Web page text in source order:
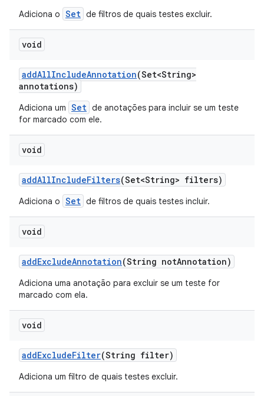
Adiciona o Set de filtros de quais testes excluir.
void
addAllIncludeAnnotation(Set<String>
annotations)
Adiciona um Set de anotações para incluir se um teste
for marcado com ele.
void
addAllIncludeFilters(Set<String> filters)
Adiciona o Set de filtros de quais testes incluir.
void
addExcludeAnnotation(String notAnnotation)
Adiciona uma anotação para excluir se um teste for
marcado com ela.
void
addExcludeFilter(String filter)
Adiciona um filtro de quais testes excluir.